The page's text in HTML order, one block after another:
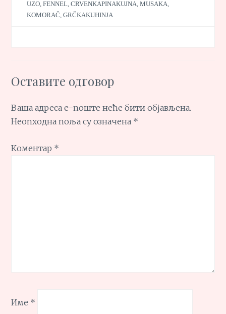
UZO ,FENNEL ,CRVENKAPINAKUJNA ,MUSAKA
KOMORAČ ,GRČKAKUHINJA
Оставите одговор
Ваша адреса е-поште неће бити објављена.
Неопходна поља су означена *
Коментар *
Име *